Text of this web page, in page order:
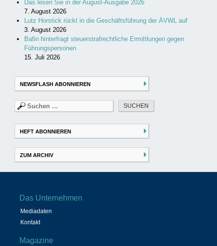
Das lesen Sie in der August-Ausgabe 2026
7. August 2026
Lutz Horstick rückt in die Geschäftsführung der ÄVWL auf
3. August 2026
Bafin hinterfragt steuerstrafrechtliche Ermittlungen gegen
Führungspersonen
15. Juli 2026
NEWSFLASH ABONNIEREN
Suchen
nach:
HEFT ABONNIEREN
ZUM ARCHIV
Das Unternehmen
Mediadaten
Kontakt
Magazine